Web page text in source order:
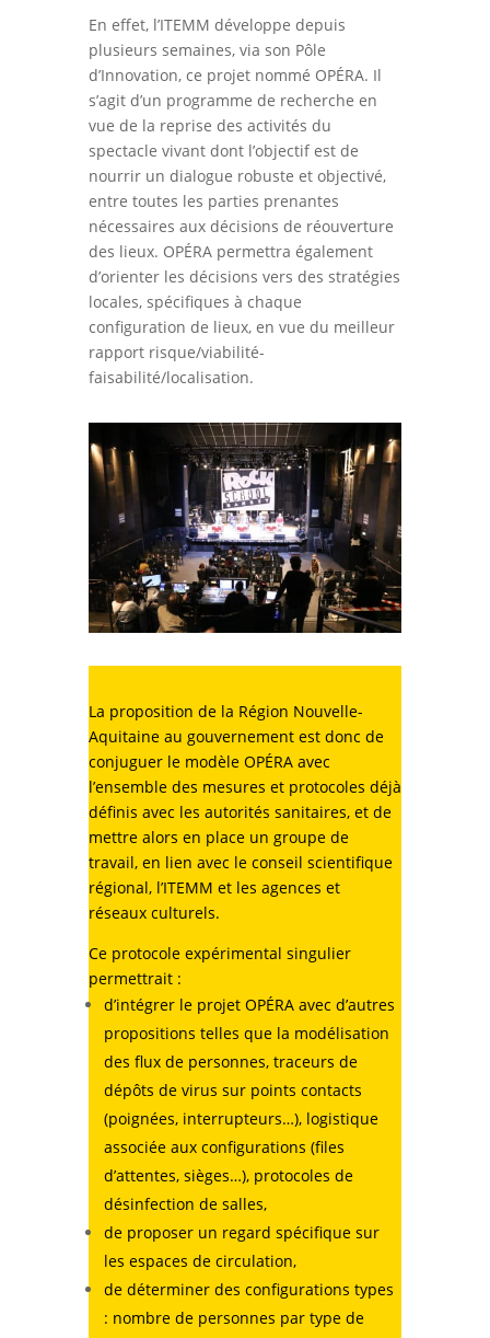
En effet, l’ITEMM développe depuis
plusieurs semaines, via son Pôle
d’Innovation, ce projet nommé OPÉRA. Il
s’agit d’un programme de recherche en
vue de la reprise des activités du
spectacle vivant dont l’objectif est de
nourrir un dialogue robuste et objectivé,
entre toutes les parties prenantes
nécessaires aux décisions de réouverture
des lieux. OPÉRA permettra également
d’orienter les décisions vers des stratégies
locales, spécifiques à chaque
configuration de lieux, en vue du meilleur
rapport risque/viabilité-
faisabilité/localisation.
La proposition de la Région Nouvelle-
Aquitaine au gouvernement est donc de
conjuguer le modèle OPÉRA avec
l’ensemble des mesures et protocoles déjà
définis avec les autorités sanitaires, et de
mettre alors en place un groupe de
travail, en lien avec le conseil scientifique
régional, l’ITEMM et les agences et
réseaux culturels.
Ce protocole expérimental singulier
permettrait :
d’intégrer le projet OPÉRA avec d’autres
propositions telles que la modélisation
des flux de personnes, traceurs de
dépôts de virus sur points contacts
(poignées, interrupteurs…), logistique
associée aux configurations (files
d’attentes, sièges…), protocoles de
désinfection de salles,
de proposer un regard spécifique sur
les espaces de circulation,
de déterminer des configurations types
: nombre de personnes par type de